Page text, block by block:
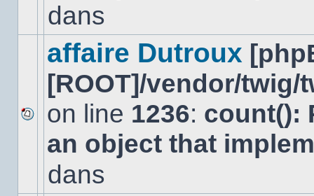
sujet.
dans
Aucun
nouveau
message
affaire Dutroux
[ROOT]/vendor/
on line 1236: count():
an object that
dans